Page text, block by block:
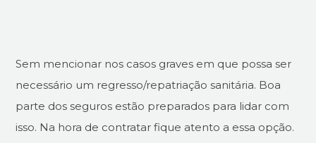
Sem mencionar nos casos graves em que possa ser
necessário um regresso/repatriação sanitária. Boa
parte dos seguros estão preparados para lidar com
isso. Na hora de contratar fique atento a essa opção.